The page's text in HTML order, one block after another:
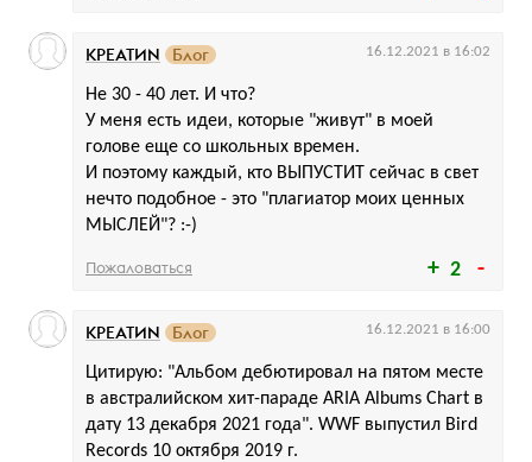
2
Не 30 - 40 лет. И что?
У меня есть идеи, которые "живут" в моей
голове еще со школьных времен.
И поэтому каждый, кто ВЫПУСТИТ сейчас в свет
нечто подобное - это "плагиатор моих ценных
МЫСЛЕЙ"? :-)
КРЕАТИN Блог 16.12.2021 в 16:02
Пожаловаться
Цитирую: "Альбом дебютировал на пятом месте
в австралийском хит-параде ARIA Albums Chart в
дату 13 декабря 2021 года". WWF выпустил Bird
Records 10 октября 2019 г.
КРЕАТИN Блог 16.12.2021 в 16:00